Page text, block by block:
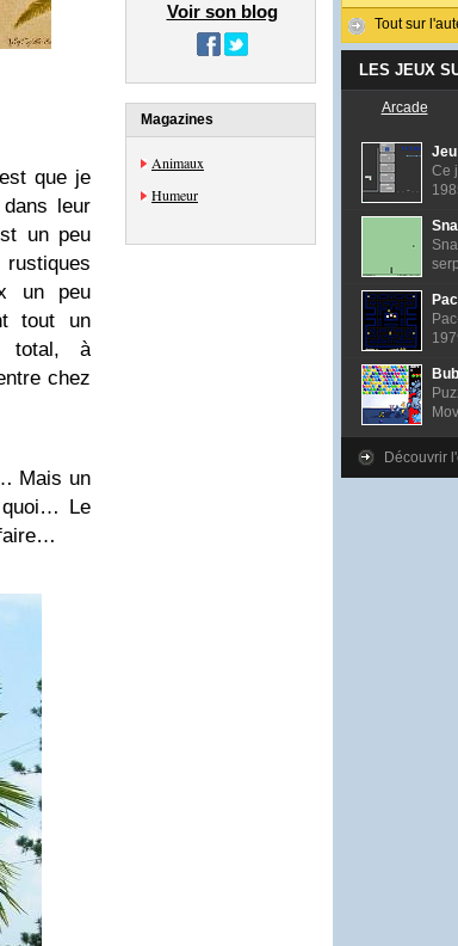
que je
leur
un peu
un peu
tout un
total, à
chez
Mais un
Le
Voir son blog
Magazines
Animaux
Humeur
Tout sur
LES JEUX
Arcade
Ce
Découvrir